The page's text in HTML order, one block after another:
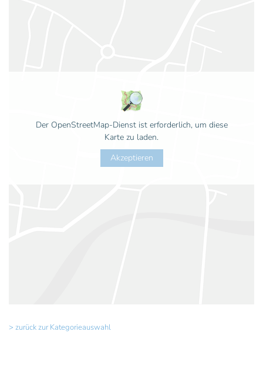
Der OpenStreetMap-Dienst ist erforderlich, um diese
Karte zu laden.
Akzeptieren
> zurück zur Kategorieauswahl